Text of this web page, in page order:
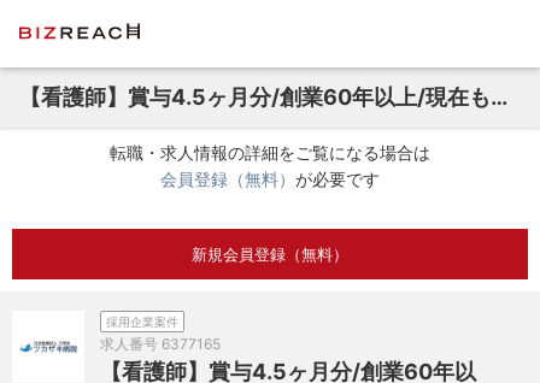
【看護師】賞与4.5ヶ月分/創業60年以上/現在も急成長を続ける医療法人
転職・求人情報の詳細をご覧になる場合は
会員登録（無料） が必要です
新規会員登録（無料）
採用企業案件
求人番号 6377165
【看護師】賞与4.5ヶ月分/創業60年以